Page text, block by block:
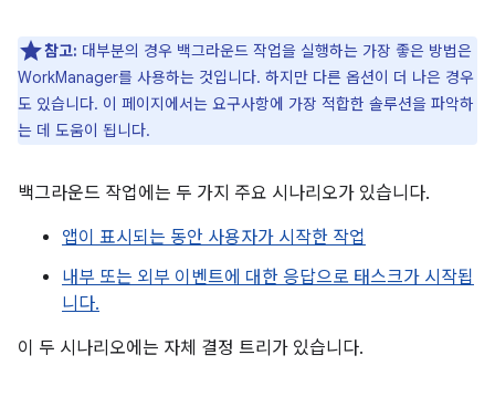
참고: 대부분의 경우 백그라운드 작업을 실행하는 가장 좋은 방법은
WorkManager를 사용하는 것입니다. 하지만 다른 옵션이 더 나은 경우
도 있습니다. 이 페이지에서는 요구사항에 가장 적합한 솔루션을 파악하
는 데 도움이 됩니다.
백그라운드 작업에는 두 가지 주요 시나리오가 있습니다.
앱이 표시되는 동안 사용자가 시작한 작업
내부 또는 외부 이벤트에 대한 응답으로 태스크가 시작됩
니다.
이 두 시나리오에는 자체 결정 트리가 있습니다.